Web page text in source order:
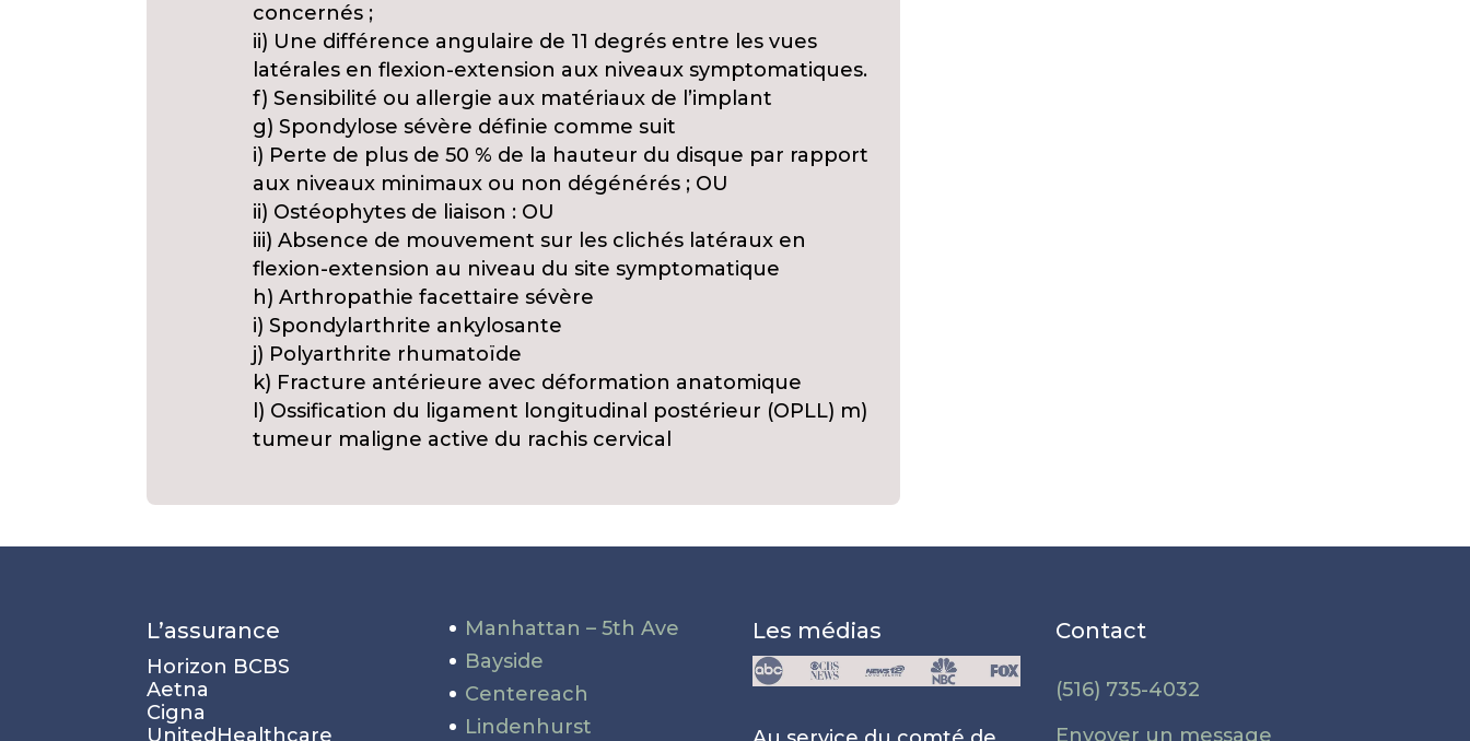
concernés ;
ii) Une différence angulaire de 11 degrés entre les vues
latérales en flexion-extension aux niveaux symptomatiques.
f) Sensibilité ou allergie aux matériaux de l’implant
g) Spondylose sévère définie comme suit
i) Perte de plus de 50 % de la hauteur du disque par rapport
aux niveaux minimaux ou non dégénérés ; OU
ii) Ostéophytes de liaison : OU
iii) Absence de mouvement sur les clichés latéraux en
flexion-extension au niveau du site symptomatique
h) Arthropathie facettaire sévère
i) Spondylarthrite ankylosante
j) Polyarthrite rhumatoïde
k) Fracture antérieure avec déformation anatomique
l) Ossification du ligament longitudinal postérieur (OPLL) m)
tumeur maligne active du rachis cervical
L’assurance
Horizon BCBS
Aetna
Cigna
UnitedHealthcare
Manhattan – 5th Ave
Bayside
Centereach
Lindenhurst
Les médias Contact
(516) 735-4032
Envoyer un message